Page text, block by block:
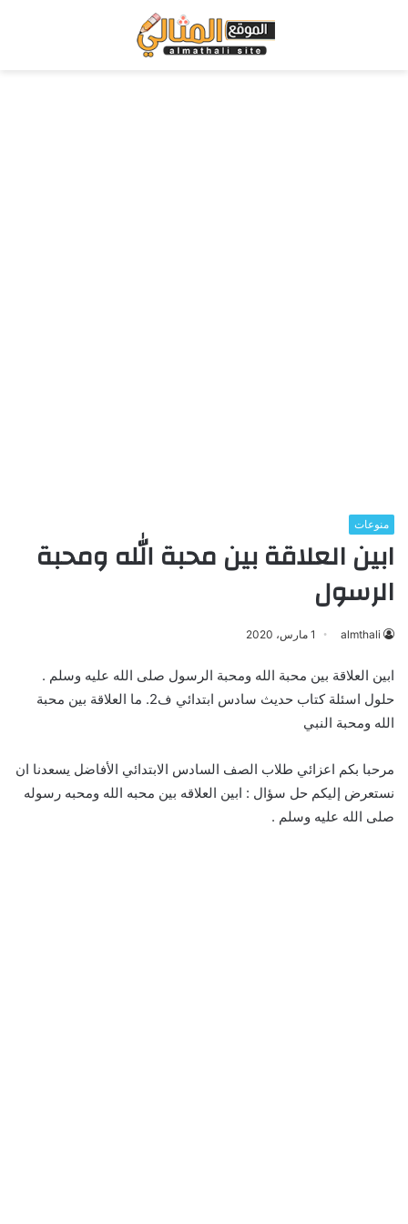
منوعات
ابين العلاقة بين محبة الله ومحبة
الرسول
almthali 1 مارس، 2020
ابين العلاقة بين محبة الله ومحبة الرسول صلى الله عليه وسلم .
حلول اسئلة كتاب حديث سادس ابتدائي ف2. ما العلاقة بين محبة
الله ومحبة النبي
مرحبا بكم اعزائي طلاب الصف السادس الابتدائي الأفاضل يسعدنا ان
نستعرض إليكم حل سؤال : ابين العلاقه بين محبه الله ومحبه رسوله
صلى الله عليه وسلم .